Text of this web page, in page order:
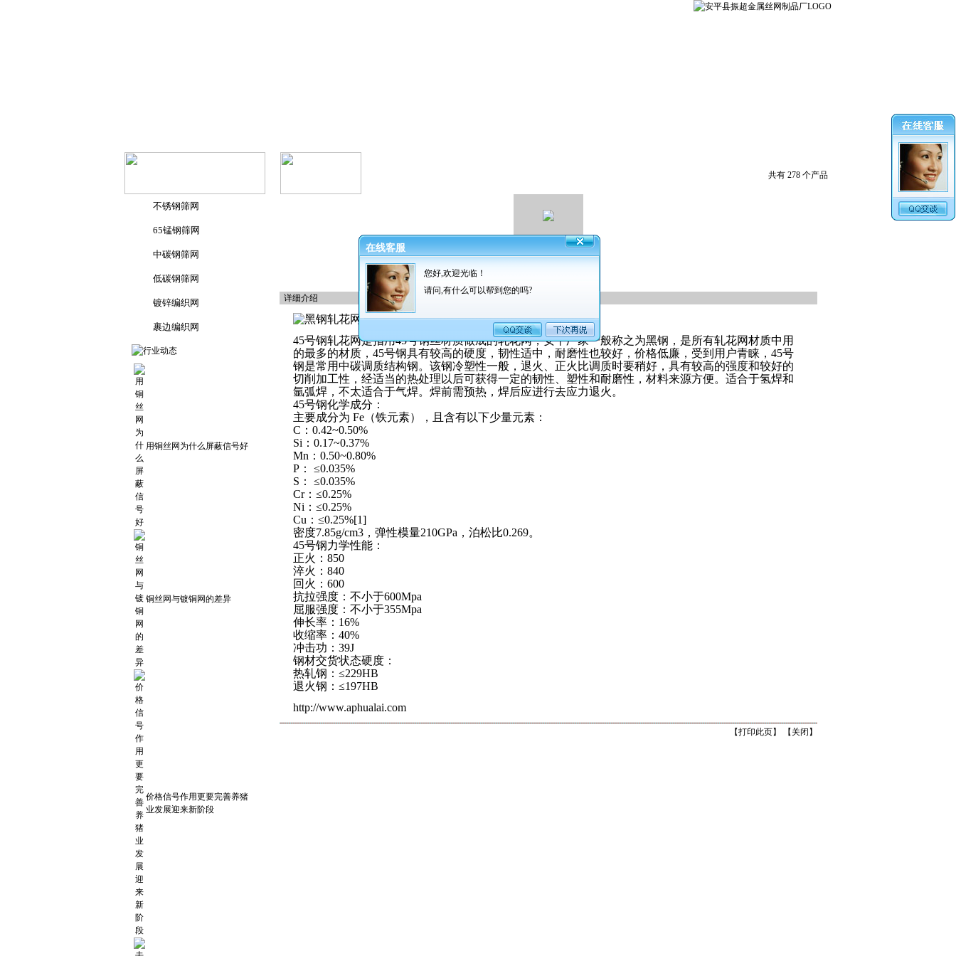
共有 278 个产品
不锈钢筛网
65锰钢筛网
中碳钢筛网
低碳钢筛网
镀锌编织网
裹边编织网
用铜丝网为什么屏蔽信号好
铜丝网与镀铜网的差异
价格信号作用更要完善养猪
业发展迎来新阶段
详细介绍
45号钢轧花网是指用45号钢丝材质做成的轧花网，安平厂家一般称之为黑钢，是所有轧花网材质中用
的最多的材质，45号钢具有较高的硬度，韧性适中，耐磨性也较好，价格低廉，受到用户青睐，45号
钢是常用中碳调质结构钢。该钢冷塑性一般，退火、正火比调质时要稍好，具有较高的强度和较好的
切削加工性，经适当的热处理以后可获得一定的韧性、塑性和耐磨性，材料来源方便。适合于氢焊和
氩弧焊，不太适合于气焊。焊前需预热，焊后应进行去应力退火。
45号钢化学成分：
主要成分为 Fe（铁元素），且含有以下少量元素：
C：0.42~0.50%
Si：0.17~0.37%
Mn：0.50~0.80%
P： ≤0.035%
S： ≤0.035%
Cr：≤0.25%
Ni：≤0.25%
Cu：≤0.25%[1]
密度7.85g/cm3，弹性模量210GPa，泊松比0.269。
45号钢力学性能：
正火：850
淬火：840
回火：600
抗拉强度：不小于600Mpa
屈服强度：不小于355Mpa
伸长率：16%
收缩率：40%
冲击功：39J
钢材交货状态硬度：
热轧钢：≤229HB
退火钢：≤197HB
http://www.aphualai.com
【打印此页】 【 关闭 】
在线客服
您好,欢迎光临！
请问,有什么可以帮到您的吗?